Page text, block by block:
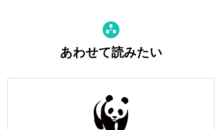
あわせて読みたい